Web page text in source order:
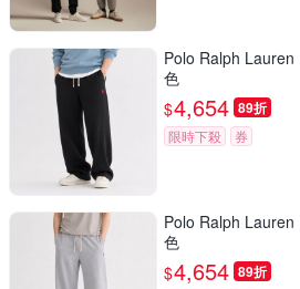
Polo Ralph
色
$4,654 89折
限時下殺 券
Polo Ralph
色
$4,654 89折